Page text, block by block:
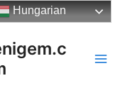
Hungarian